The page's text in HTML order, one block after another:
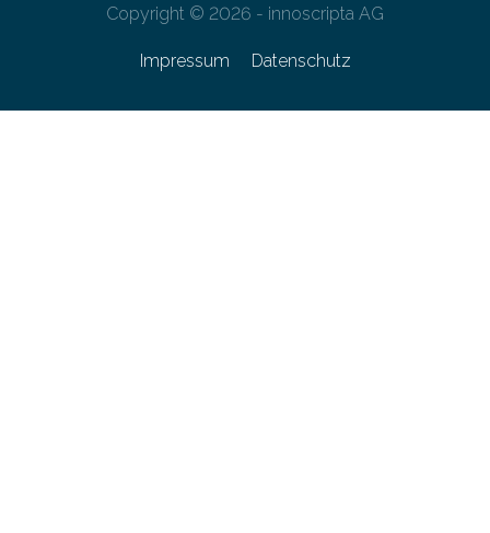
Copyright © 2026 - innoscripta AG
Impressum Datenschutz